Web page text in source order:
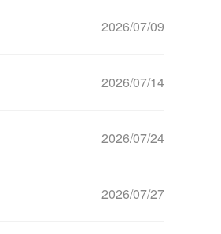
2026/07/09
2026/07/14
2026/07/24
2026/07/27